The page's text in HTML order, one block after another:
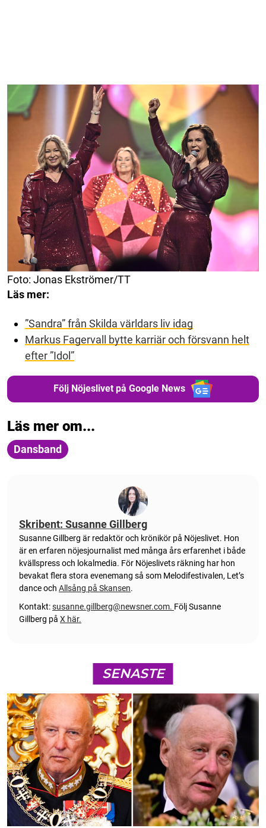
Foto: Jonas Ekströmer/TT
Läs mer:
”Sandra” från Skilda världars liv idag
Markus Fagervall bytte karriär och försvann helt
efter ”Idol”
Följ Nöjeslivet på Google News
Läs mer om...
Dansband
Skribent: Susanne Gillberg
Susanne Gillberg är redaktör och krönikör på Nöjeslivet. Hon
är en erfaren nöjesjournalist med många års erfarenhet i både
kvällspress och lokalmedia. För Nöjeslivets räkning har hon
bevakat flera stora evenemang så som Melodifestivalen, Let’s
dance och Allsång på Skansen.
Kontakt:susanne.gillberg@newsner.com. Följ Susanne
Gillberg på X här.
SENASTE